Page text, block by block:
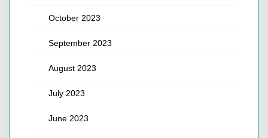
October 2023
September 2023
August 2023
July 2023
June 2023